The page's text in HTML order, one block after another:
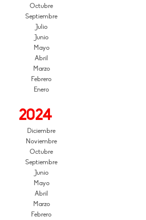
Octubre
Septiembre
Julio
Junio
Mayo
Abril
Marzo
Febrero
Enero
2024
Diciembre
Noviembre
Octubre
Septiembre
Junio
Mayo
Abril
Marzo
Febrero